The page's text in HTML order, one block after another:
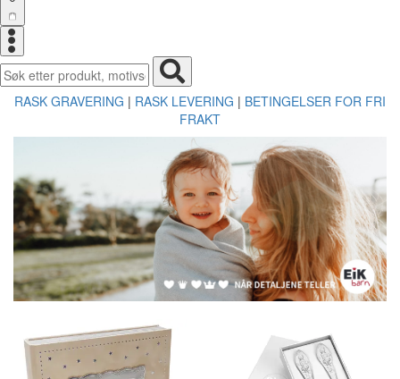
Toggle
navigation
Toggle
navigation
RASK GRAVERING | RASK LEVERING | BETINGELSER FOR FRI
FRAKT